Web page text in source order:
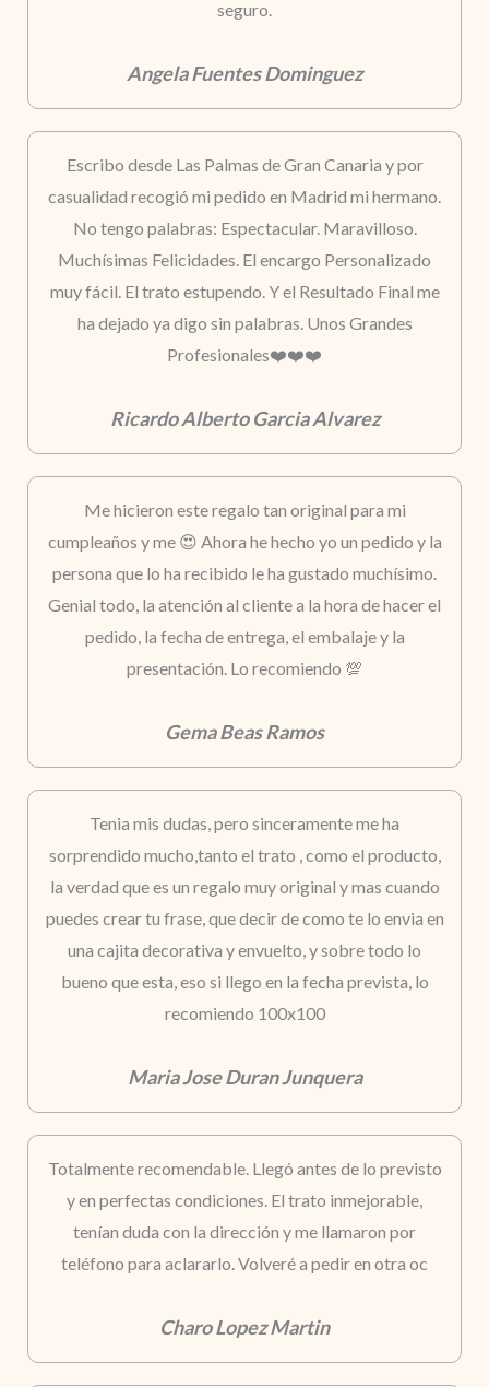
seguro.
Angela Fuentes Dominguez
Escribo desde Las Palmas de Gran Canaria y por
casualidad recogió mi pedido en Madrid mi hermano.
No tengo palabras: Espectacular. Maravilloso.
Muchísimas Felicidades. El encargo Personalizado
muy fácil. El trato estupendo. Y el Resultado Final me
ha dejado ya digo sin palabras. Unos Grandes
Profesionales❤️❤️❤️
Ricardo Alberto Garcia Alvarez
Me hicieron este regalo tan original para mi
cumpleaños y me 😍 Ahora he hecho yo un pedido y la
persona que lo ha recibido le ha gustado muchísimo.
Genial todo, la atención al cliente a la hora de hacer el
pedido, la fecha de entrega, el embalaje y la
presentación. Lo recomiendo 💯
Gema Beas Ramos
Tenia mis dudas, pero sinceramente me ha
sorprendido mucho,tanto el trato , como el producto,
la verdad que es un regalo muy original y mas cuando
puedes crear tu frase, que decir de como te lo envia en
una cajita decorativa y envuelto, y sobre todo lo
bueno que esta, eso si llego en la fecha prevista, lo
recomiendo 100x100
Maria Jose Duran Junquera
Totalmente recomendable. Llegó antes de lo previsto
y en perfectas condiciones. El trato inmejorable,
tenían duda con la dirección y me llamaron por
teléfono para aclararlo. Volveré a pedir en otra oc
Charo Lopez Martin